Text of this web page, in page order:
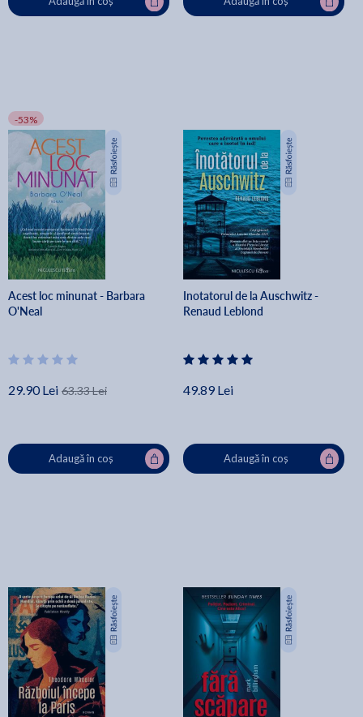
-53%
Acest loc minunat - Barbara
O'Neal
29.90 Lei 63.33 Lei
Adaugă în coș
Inotatorul de la Auschwitz -
Renaud Leblond
49.89 Lei
Adaugă în coș